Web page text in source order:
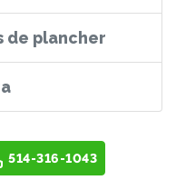
de plancher
514-316-1043